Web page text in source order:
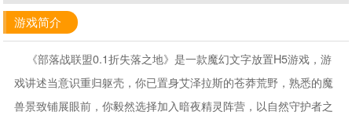
游戏简介
《部落战联盟0.1折失落之地》是一款魔幻文字放置H5游戏，游
戏讲述当意识重归躯壳，你已置身艾泽拉斯的苍莽荒野，熟悉的魔
兽景致铺展眼前，你毅然选择加入暗夜精灵阵营，以自然守护者之